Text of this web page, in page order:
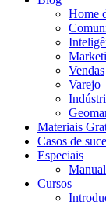
Home
Vendas
Varejo
Materiais
Casos de
Especiais
Cursos